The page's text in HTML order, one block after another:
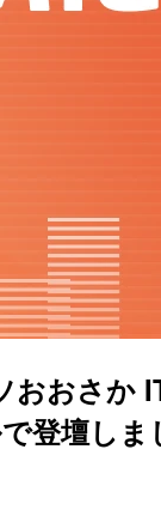
おおさ
登壇し